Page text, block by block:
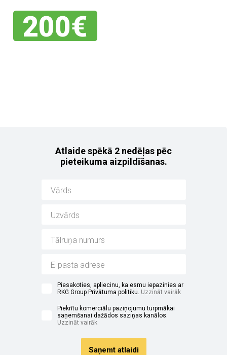
200€
Atlaide spēkā 2 nedēļas pēc
pieteikuma aizpildīšanas.
Piesakoties, apliecinu, ka esmu iepazinies ar
RKG Group Privātuma politiku. Uzzināt vairāk
Piekrītu komerciālu paziņojumu turpmākai
saņemšanai dažādos saziņas kanālos.
Uzzināt vairāk
Saņemt atlaidi